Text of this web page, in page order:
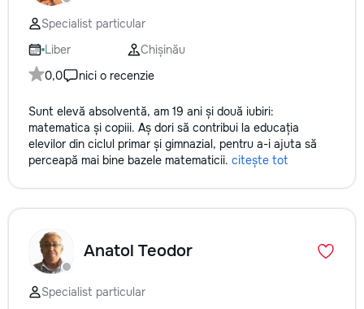
Specialist particular
Liber
Chișinău
0,0
nici o recenzie
Sunt elevă absolventă, am 19 ani și două iubiri:
matematica și copiii. Aș dori să contribui la educația
elevilor din ciclul primar și gimnazial, pentru a-i ajuta să
perceapă mai bine bazele matematicii. citește tot
Anatol Teodor
Specialist particular